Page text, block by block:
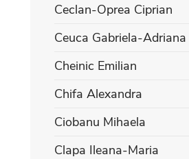
Ceclan-Oprea Ciprian
Ceuca Gabriela-Adriana
Cheinic Emilian
Chifa Alexandra
Ciobanu Mihaela
Clapa Ileana-Maria